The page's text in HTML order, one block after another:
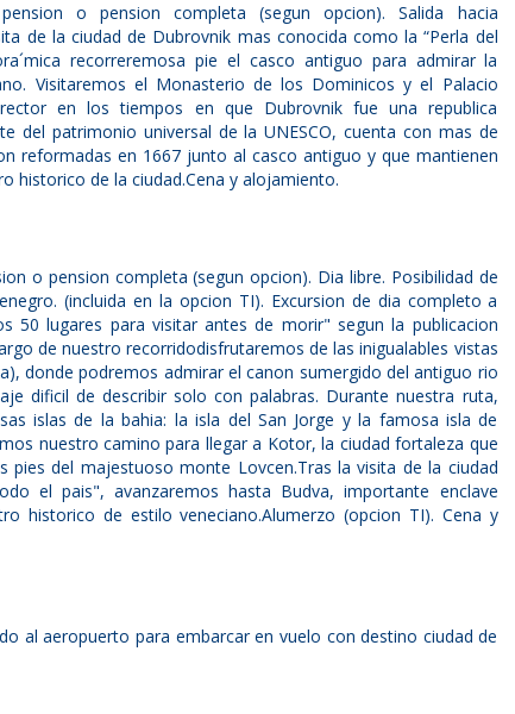
o pension completa (segun opcion). Salida hacia
de la ciudad de Dubrovnik mas conocida como la “Perla del
recorreremosa pie el casco antiguo para admirar la
Visitaremos el Monasterio de los Dominicos y el Palacio
en los tiempos en que Dubrovnik fue una republica
del patrimonio universal de la UNESCO, cuenta con mas de
reformadas en 1667 junto al casco antiguo y que mantienen
historico de la ciudad.Cena y alojamiento.
o pension completa (segun opcion). Dia libre. Posibilidad de
(incluida en la opcion TI). Excursion de dia completo a
50 lugares para visitar antes de morir" segun la publicacion
de nuestro recorridodisfrutaremos de las inigualables vistas
donde podremos admirar el canon sumergido del antiguo rio
dificil de describir solo con palabras. Durante nuestra ruta,
islas de la bahia: la isla del San Jorge y la famosa isla de
nuestro camino para llegar a Kotor, la ciudad fortaleza que
pies del majestuoso monte Lovcen.Tras la visita de la ciudad
el pais", avanzaremos hasta Budva, importante enclave
historico de estilo veneciano.Alumerzo (opcion TI). Cena y
al aeropuerto para embarcar en vuelo con destino ciudad de